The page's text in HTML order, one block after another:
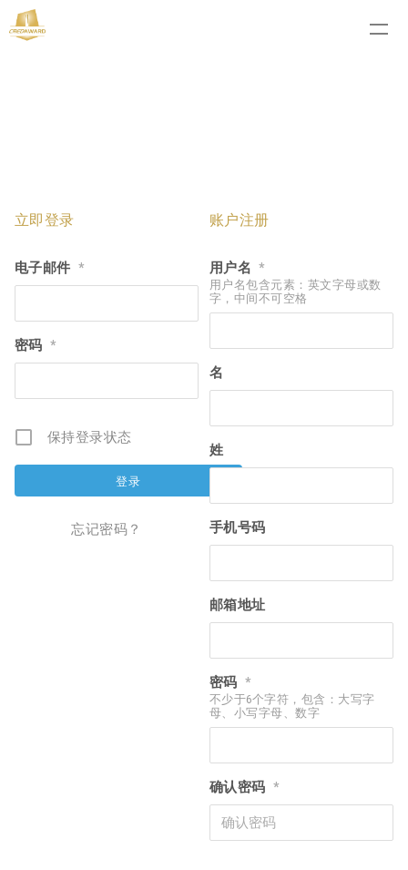
立即登录
电子邮件 *
密码 *
保持登录状态
忘记密码？
账户注册
用户名 *
用户名包含元素：英文字母或数
字，中间不可空格
名
姓
手机号码
邮箱地址
密码 *
不少于6个字符，包含：大写字
母、小写字母、数字
确认密码 *